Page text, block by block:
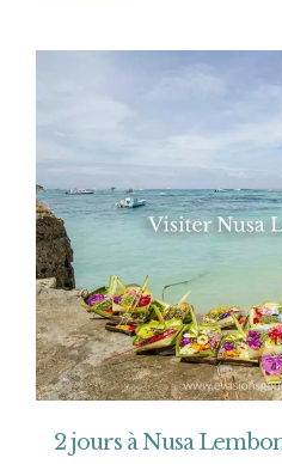
2 jours à Nusa